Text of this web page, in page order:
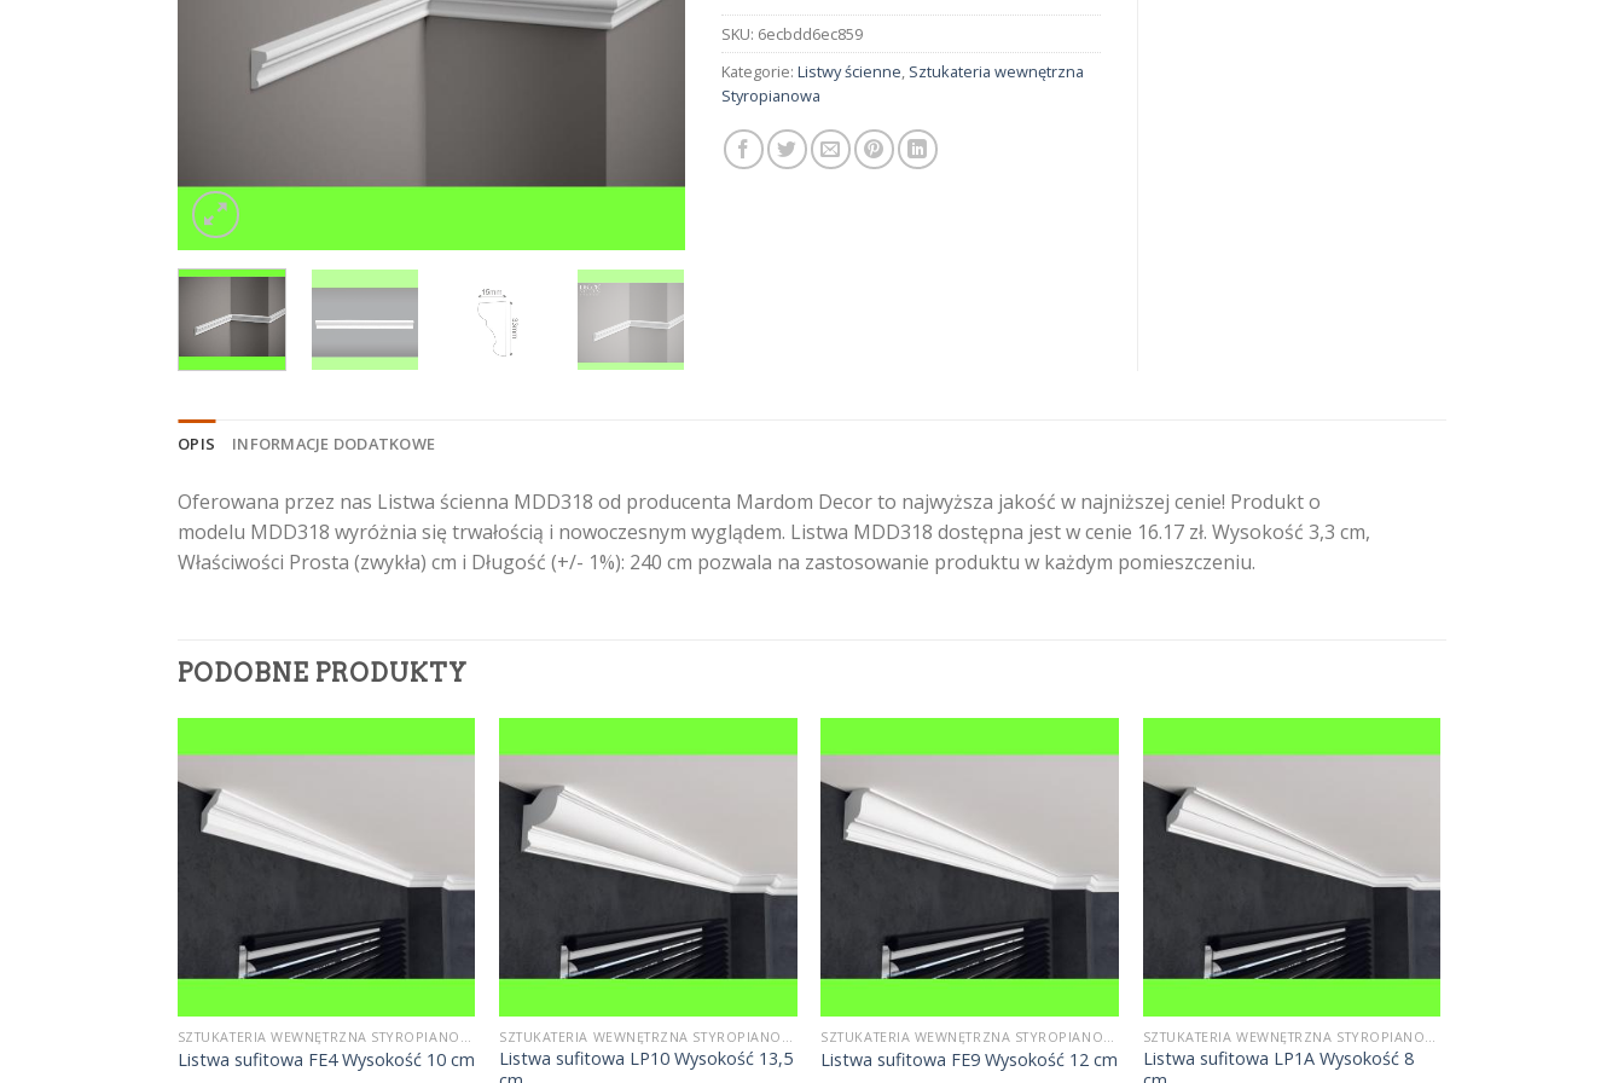
SKU: 6ecbdd6ec859
Kategorie: Listwy ścienne, Sztukateria wewnętrzna
Styropianowa
OPIS INFORMACJE DODATKOWE
Oferowana przez nas Listwa ścienna MDD318 od producenta Mardom Decor to najwyższa jakość w najniższej cenie! Produkt o
modelu MDD318 wyróżnia się trwałością i nowoczesnym wyglądem. Listwa MDD318 dostępna jest w cenie 16.17 zł. Wysokość 3,3 cm,
Właściwości Prosta (zwykła) cm i Długość (+/- 1%): 240 cm pozwala na zastosowanie produktu w każdym pomieszczeniu.
PODOBNE PRODUKTY
SZTUKATERIA WEWNĘTRZNA STYROPIANOWA
Listwa sufitowa FE4 Wysokość 10 cm
SZTUKATERIA WEWNĘTRZNA STYROPIANOWA
Listwa sufitowa LP10 Wysokość 13,5
SZTUKATERIA WEWNĘTRZNA STYROPIANOWA
Listwa sufitowa FE9 Wysokość 12 cm
SZTUKATERIA WEWNĘTRZNA STYROPIANOWA
Listwa sufitowa LP1A Wysokość 8